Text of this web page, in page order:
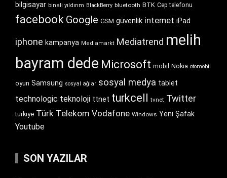
bilgisayar binali yıldırım BlackBerry bluetooth BTK Cep telefonu
facebook Google GSM güvenlik internet iPad
iphone kampanya Mediamarkt Mediatrend melih
bayram dede Microsoft mobil Nokia otomobil
oyun Samsung sosyal ağlar sosyal medya tablet
technologic teknoloji ttnet turkcell tvnet Twitter
türkiye Türk Telekom Vodafone Windows Yeni Şafak
Youtube
SON YAZILAR